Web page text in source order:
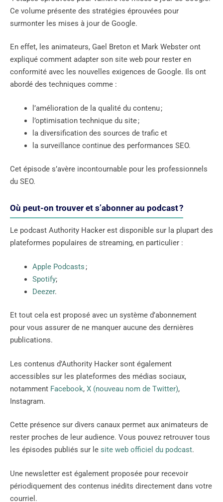
Ce volume présente des stratégies éprouvées pour
surmonter les mises à jour de Google.
En effet, les animateurs, Gael Breton et Mark Webster ont
expliqué comment adapter son site web pour rester en
conformité avec les nouvelles exigences de Google. Ils ont
abordé des techniques comme :
l’amélioration de la qualité du contenu ;
l’optimisation technique du site ;
la diversification des sources de trafic et
la surveillance continue des performances SEO.
Cet épisode s’avère incontournable pour les professionnels
du SEO.
Où peut-on trouver et s’abonner au podcast ?
Le podcast Authority Hacker est disponible sur la plupart des
plateformes populaires de streaming, en particulier :
Apple Podcasts ;
Spotify;
Deezer.
Et tout cela est proposé avec un système d’abonnement
pour vous assurer de ne manquer aucune des dernières
publications.
Les contenus d’Authority Hacker sont également
accessibles sur les plateformes des médias sociaux,
notamment Facebook, X (nouveau nom de Twitter),
Instagram.
Cette présence sur divers canaux permet aux animateurs de
rester proches de leur audience. Vous pouvez retrouver tous
les épisodes publiés sur le site web officiel du podcast.
Une newsletter est également proposée pour recevoir
périodiquement des contenus inédits directement dans votre
courriel.